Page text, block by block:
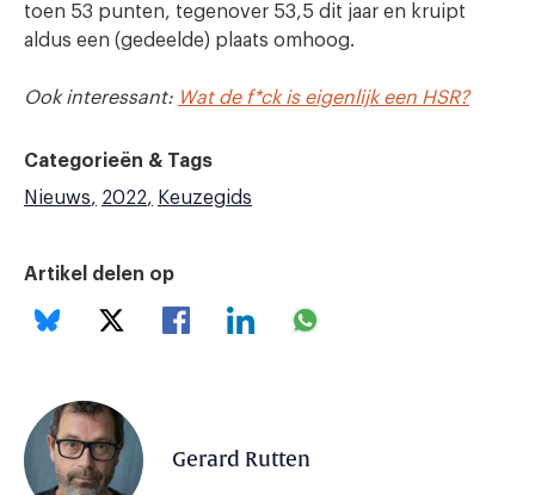
toen 53 punten, tegenover 53,5 dit jaar en kruipt
aldus een (gedeelde) plaats omhoog.
Ook interessant: Wat de f*ck is eigenlijk een HSR?
Categorieën & Tags
Nieuws
2022 Keuzegids
Artikel delen op
Gerard Rutten